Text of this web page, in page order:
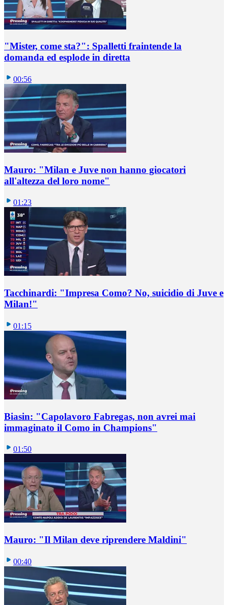
"Mister, come sta?": Spalletti fraintende la
domanda ed esplode in diretta
00:56
Mauro: "Milan e Juve non hanno giocatori
all'altezza del loro nome"
01:23
Tacchinardi: "Impresa Como? No, suicidio di Juve e
Milan!"
01:15
Biasin: "Capolavoro Fabregas, non avrei mai
immaginato il Como in Champions"
01:50
Mauro: "Il Milan deve riprendere Maldini"
00:40